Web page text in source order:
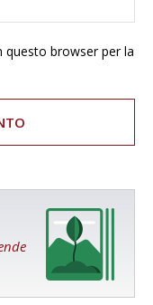
questo browser per la